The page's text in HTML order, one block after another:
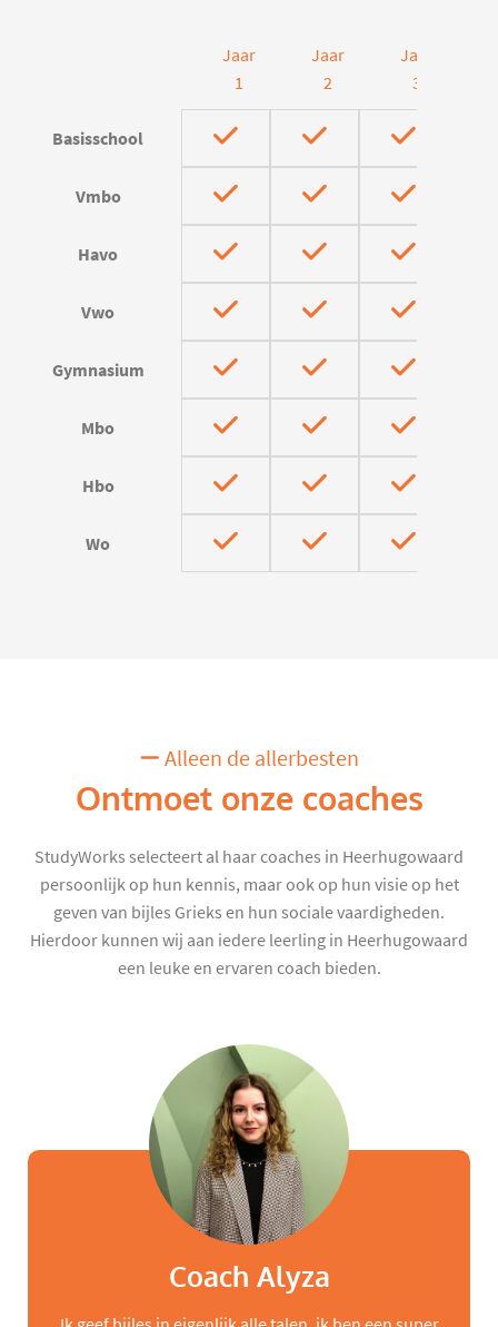
Jaar
1
Jaar
2
Jaar
3
Basisschool
Vmbo
Havo
Vwo
Gymnasium
Mbo
Hbo
Wo
Alleen de allerbesten
Ontmoet onze coaches
StudyWorks selecteert al haar coaches in Heerhugowaard
persoonlijk op hun kennis, maar ook op hun visie op het
geven van bijles Grieks en hun sociale vaardigheden.
Hierdoor kunnen wij aan iedere leerling in Heerhugowaard
een leuke en ervaren coach bieden.
Coach Alyza